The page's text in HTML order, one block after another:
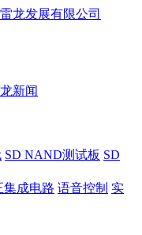
新闻
SD NAND测试板 SD
集成电路 语音控制 实